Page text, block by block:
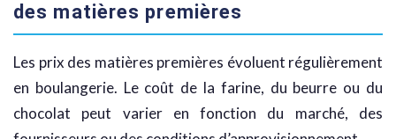
des matières premières
Les prix des matières premières évoluent régulièrement
en boulangerie. Le coût de la farine, du beurre ou du
chocolat peut varier en fonction du marché, des